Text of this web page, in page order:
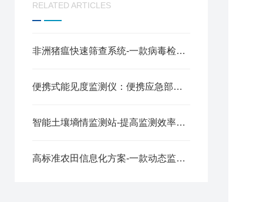
RELATED ARTICLES
非洲猪瘟快速筛查系统-一款病毒检测的高通量荧光定量pcr仪2024全+境+派+送
便携式能见度监测仪：便携应急部署，实时感知能见度
智能土壤墒情监测站-提高监测效率的在线土壤墒情监测系统2025全+境+派+送
高标准农田信息化方案-一款动态监测的农业四情监测管理系统2024全+境+派+送